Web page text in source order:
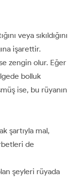
veya sıkıldığını
işarettir.
zengin olur. Eğer
bolluk
ise, bu rüyanın
şartıyla mal,
de
şeyleri rüyada